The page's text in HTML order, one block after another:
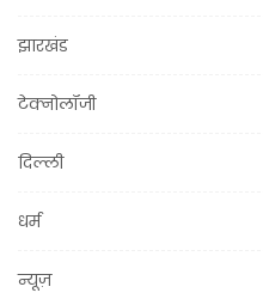
झारखंड
टेक्नोलॉजी
दिल्ली
धर्म
न्यूज़